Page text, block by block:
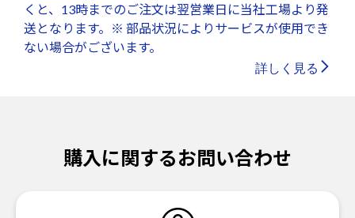
くと、13時までのご注文は翌営業日に当社工場より発
送となります。※ 部品状況によりサービスが使用でき
ない場合がございます。
詳しく見る
購入に関するお問い合わせ